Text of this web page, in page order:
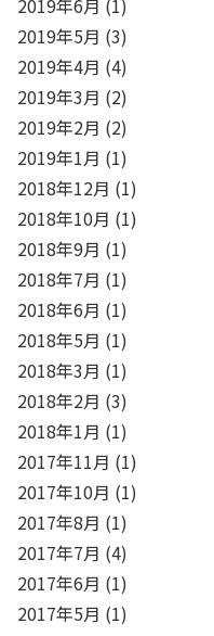
2019年6月 (1)
2019年5月 (3)
2019年4月 (4)
2019年3月 (2)
2019年2月 (2)
2019年1月 (1)
2018年12月 (1)
2018年10月 (1)
2018年9月 (1)
2018年7月 (1)
2018年6月 (1)
2018年5月 (1)
2018年3月 (1)
2018年2月 (3)
2018年1月 (1)
2017年11月 (1)
2017年10月 (1)
2017年8月 (1)
2017年7月 (4)
2017年6月 (1)
2017年5月 (1)